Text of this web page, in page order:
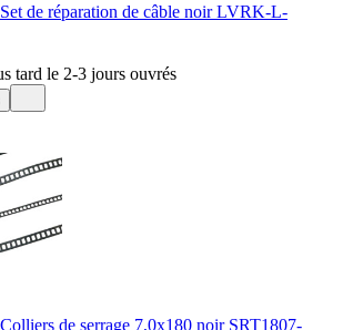
de réparation de câble noir LVRK-L-
tard le 2-3 jours ouvrés
de serrage 7,0x180 noir SRT1807-